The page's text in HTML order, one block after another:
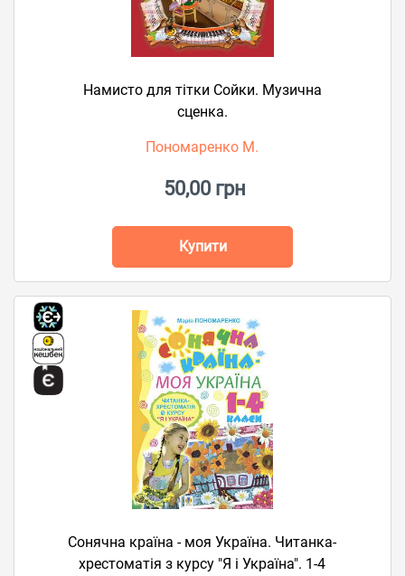
Намисто для тітки Сойки. Музична
сценка.
Пономаренко М.
50,00 грн
Купити
Сонячна країна - моя Україна. Читанка-
хрестоматія з курсу "Я і Україна". 1-4